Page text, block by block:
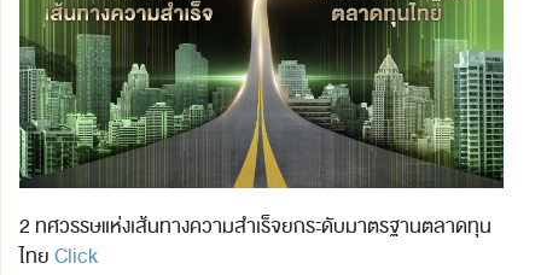
2 ทศวรรษแห่งเส้นทางความสำเร็จยกระดับมาตรฐานตลาดทุน
ไทยClick